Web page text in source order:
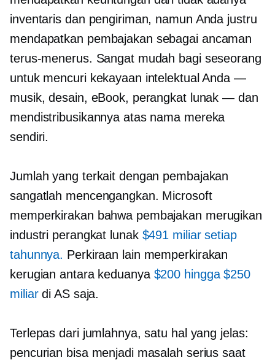
inventaris dan pengiriman, namun Anda justru
mendapatkan pembajakan sebagai ancaman
terus-menerus. Sangat mudah bagi seseorang
untuk mencuri kekayaan intelektual Anda —
musik, desain, eBook, perangkat lunak — dan
mendistribusikannya atas nama mereka
sendiri.
Jumlah yang terkait dengan pembajakan
sangatlah mencengangkan. Microsoft
memperkirakan bahwa pembajakan merugikan
industri perangkat lunak $491 miliar setiap
tahunnya. Perkiraan lain memperkirakan
kerugian antara keduanya $200 hingga $250
miliardi AS saja.
Terlepas dari jumlahnya, satu hal yang jelas:
pencurian bisa menjadi masalah serius saat